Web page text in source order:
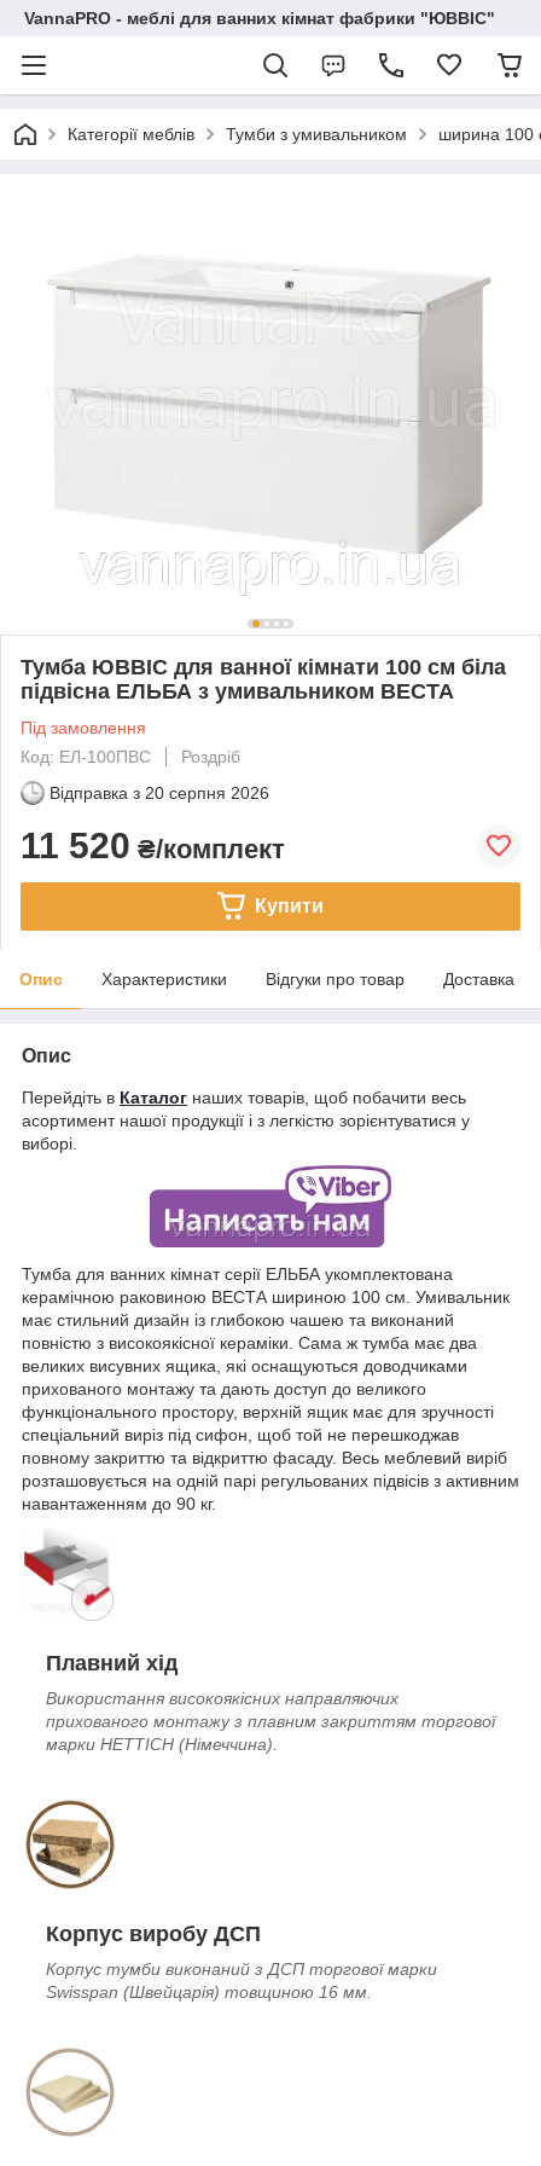
VannaPRO - меблі для ванних кімнат фабрики "ЮВВІС"
Категорії меблів Тумби з умивальником ширина 100
Тумба ЮВВІС для ванної кімнати 100 см біла
підвісна ЕЛЬБА з умивальником ВЕСТА
Під замовлення
Код: ЕЛ-100ПВС
Роздріб
Відправка з 20 серпня 2026
11 520 ₴/комплект
Купити
Опис Характеристики Відгуки про товар Доставка
Опис
Перейдіть в Каталог наших товарів, щоб побачити весь
асортимент нашої продукції і з легкістю зорієнтуватися у
виборі.
Тумба для ванних кімнат серії ЕЛЬБА укомплектована
керамічною раковиною ВЕСТА шириною 100 см. Умивальник
має стильний дизайн із глибокою чашею та виконаний
повністю з високоякісної кераміки. Сама ж тумба має два
великих висувних ящика, які оснащуються доводчиками
прихованого монтажу та дають доступ до великого
функціонального простору, верхній ящик має для зручності
спеціальний виріз під сифон, щоб той не перешкоджав
повному закриттю та відкриттю фасаду. Весь меблевий виріб
розташовується на одній парі регульованих підвісів з активним
навантаженням до 90 кг.
Плавний хід
Використання високоякісних направляючих
прихованого монтажу з плавним закриттям торгової
марки HETTICH (Німеччина).
Корпус виробу ДСП
Корпус тумби виконаний з ДСП торгової марки
Swisspan (Швейцарія) товщиною 16 мм.